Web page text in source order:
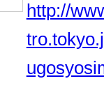
http://